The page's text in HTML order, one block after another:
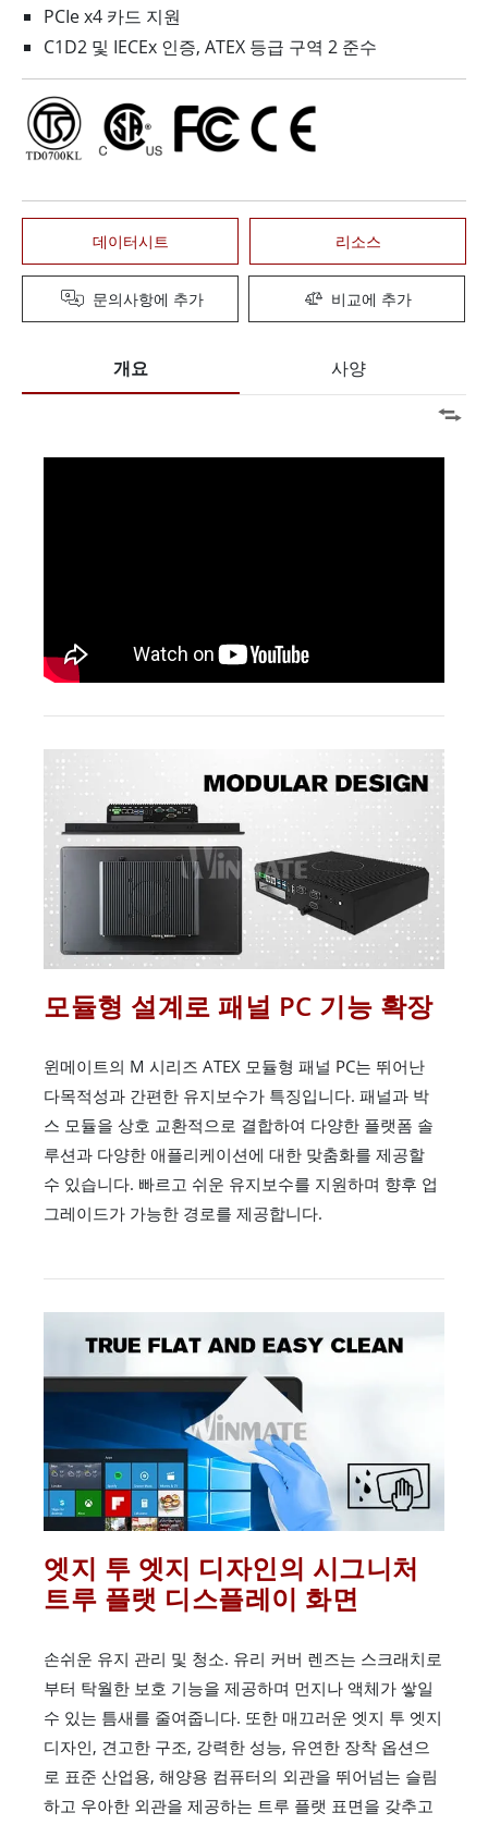
PCIe x4 카드 지원
C1D2 및 IECEx 인증, ATEX 등급 구역 2 준수
데이터시트 리소스
문의사항에 추가 비교에 추가
개요 사양
모듈형 설계로 패널 PC 기능 확장
윈메이트의 M 시리즈 ATEX 모듈형 패널 PC는 뛰어난
다목적성과 간편한 유지보수가 특징입니다. 패널과 박
스 모듈을 상호 교환적으로 결합하여 다양한 플랫폼 솔
루션과 다양한 애플리케이션에 대한 맞춤화를 제공할
수 있습니다. 빠르고 쉬운 유지보수를 지원하며 향후 업
그레이드가 가능한 경로를 제공합니다.
엣지 투 엣지 디자인의 시그니처
트루 플랫 디스플레이 화면
손쉬운 유지 관리 및 청소. 유리 커버 렌즈는 스크래치로
부터 탁월한 보호 기능을 제공하며 먼지나 액체가 쌓일
수 있는 틈새를 줄여줍니다. 또한 매끄러운 엣지 투 엣지
디자인, 견고한 구조, 강력한 성능, 유연한 장착 옵션으
로 표준 산업용, 해양용 컴퓨터의 외관을 뛰어넘는 슬림
하고 우아한 외관을 제공하는 트루 플랫 표면을 갖추고